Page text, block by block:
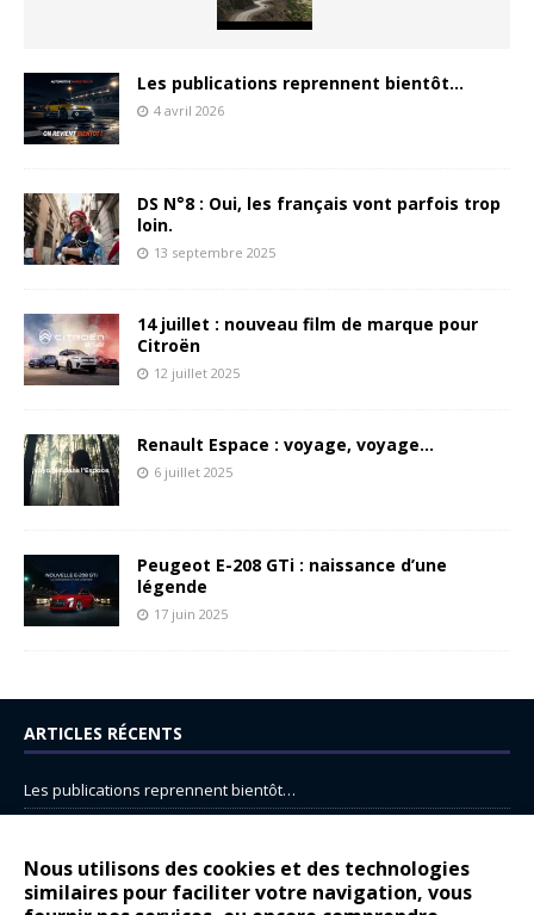
Nous utilisons des cookies et des technologies
similaires pour faciliter votre navigation, vous
Les publications reprennent bientôt…
4 avril 2026
DS N°8 : Oui, les français vont parfois trop
loin.
13 septembre 2025
14 juillet : nouveau film de marque pour
Citroën
12 juillet 2025
Renault Espace : voyage, voyage…
6 juillet 2025
Peugeot E-208 GTi : naissance d’une
légende
17 juin 2025
ARTICLES RÉCENTS
Les publications reprennent bientôt…
14 juillet : nouveau film de marque pour Citroën
Renault Espace : voyage, voyage…